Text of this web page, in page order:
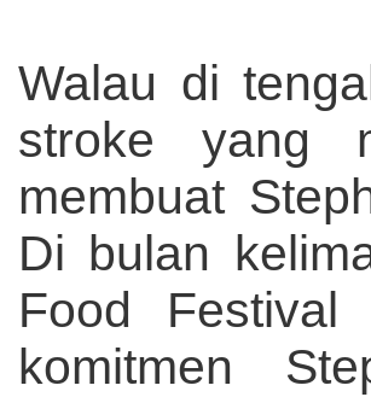
Walau di
stroke yang
membuat
Di bulan
Food
komitmen